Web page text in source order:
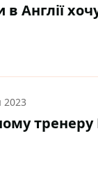
в Англії
2023